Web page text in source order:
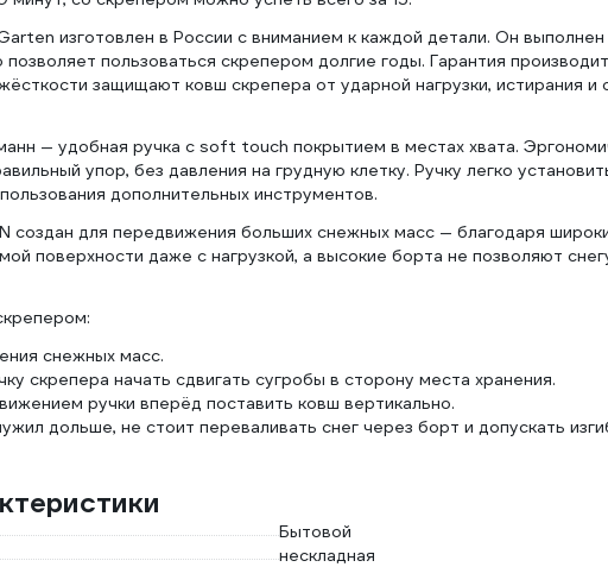
изготовлен в России с вниманием к каждой детали. Он
позволяет пользоваться скрепером долгие годы. Гарантия
защищают ковш скрепера от ударной нагрузки, истирания и
— удобная ручка c soft touch покрытием в местах хвата.
упор, без давления на грудную клетку. Ручку легко
дополнительных инструментов.
создан для передвижения больших снежных масс — благодаря
поверхности даже с нагрузкой, а высокие борта не позволяют
снежных масс.
скрепера начать сдвигать сугробы в сторону места хранения.
ручки вперёд поставить ковш вертикально.
дольше, не стоит переваливать снег через борт и допускать
Бытовой
нескладная